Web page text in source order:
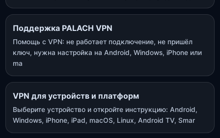
Поддержка PALACH VPN
Помощь с VPN: не работает подключение, не пришёл
ключ, нужна настройка на Android, Windows, iPhone или
ma
VPN для устройств и платформ
Выберите устройство и откройте инструкцию: Android,
Windows, iPhone, iPad, macOS, Linux, Android TV, Smar